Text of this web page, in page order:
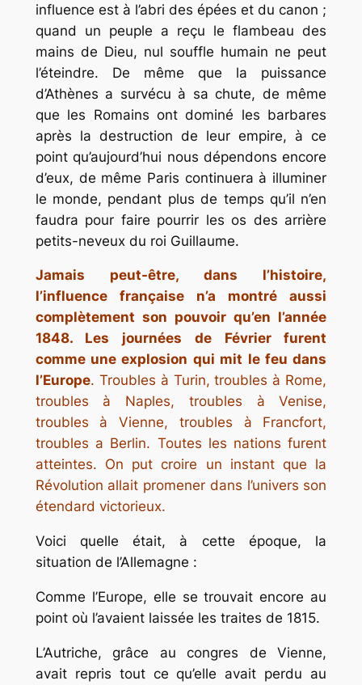
influence est à l’abri des épées et du canon ;
quand un peuple a reçu le flambeau des
mains de Dieu, nul souffle humain ne peut
l’éteindre. De même que la puissance
d’Athènes a survécu à sa chute, de même
que les Romains ont dominé les barbares
après la destruction de leur empire, à ce
point qu’aujourd’hui nous dépendons encore
d’eux, de même Paris continuera à illuminer
le monde, pendant plus de temps qu’il n’en
faudra pour faire pourrir les os des arrière
petits-neveux du roi Guillaume.
Jamais peut-être, dans l’histoire,
l’influence française n’a montré aussi
complètement son pouvoir qu’en l’année
1848. Les journées de Février furent
comme une explosion qui mit le feu dans
l’Europe. Troubles à Turin, troubles à Rome,
troubles à Naples, troubles à Venise,
troubles à Vienne, troubles à Francfort,
troubles a Berlin. Toutes les nations furent
atteintes. On put croire un instant que la
Révolution allait promener dans l’univers son
étendard victorieux.
Voici quelle était, à cette époque, la
situation de l’Allemagne :
Comme l’Europe, elle se trouvait encore au
point où l’avaient laissée les traites de 1815.
L’Autriche, grâce au congres de Vienne,
avait repris tout ce qu’elle avait perdu au